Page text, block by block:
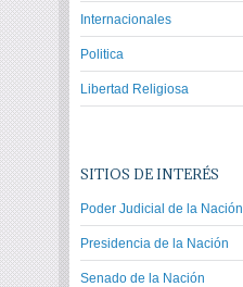
Internacionales
Politica
Libertad Religiosa
SITIOS DE INTERÉS
Poder Judicial de la Nación
Presidencia de la Nación
Senado de la Nación